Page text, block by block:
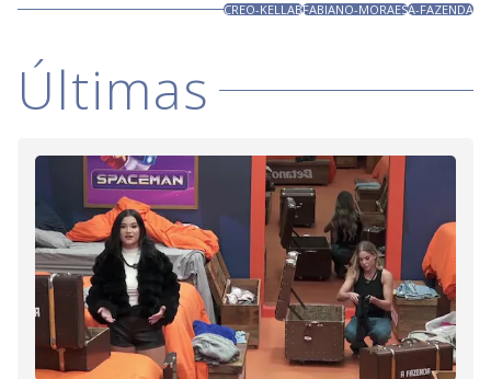
CREO-KELLABFABIANO-MORAESA-FAZENDA
Últimas